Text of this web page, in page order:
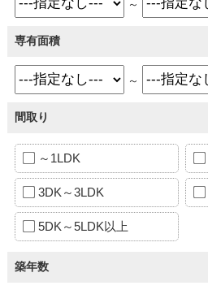
～
専有面積
～
間取り
～1LDK
3DK～3LDK
5DK～5LDK以上
築年数